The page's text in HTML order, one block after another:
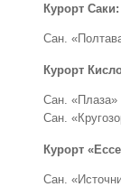
Курорт Саки:
Сан.
Курорт
Сан. «Плаза»
Сан.
Курорт
Сан.